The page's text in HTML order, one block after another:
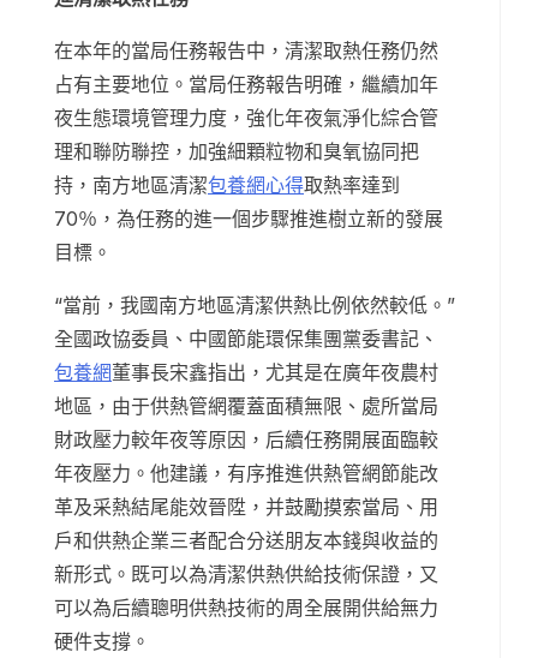
在本年的當局任務報告中，清潔取熱任務仍然
占有主要地位。當局任務報告明確，繼續加年
夜生態環境管理力度，強化年夜氣淨化綜合管
理和聯防聯控，加強細顆粒物和臭氧協同把
持，南方地區清潔包養網心得取熱率達到
70％，為任務的進一個步驟推進樹立新的發展
目標。
“當前，我國南方地區清潔供熱比例依然較低。”
全國政協委員、中國節能環保集團黨委書記、
包養網董事長宋鑫指出，尤其是在廣年夜農村
地區，由于供熱管網覆蓋面積無限、處所當局
財政壓力較年夜等原因，后續任務開展面臨較
年夜壓力。他建議，有序推進供熱管網節能改
革及采熱結尾能效晉陞，并鼓勵摸索當局、用
戶和供熱企業三者配合分送朋友本錢與收益的
新形式。既可以為清潔供熱供給技術保證，又
可以為后續聰明供熱技術的周全展開供給無力
硬件支撐。